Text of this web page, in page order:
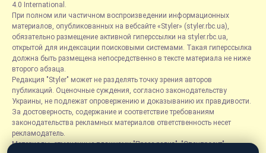
4.0 International.
При полном или частичном воспроизведении информационных
материалов, опубликованных на вебсайте «Styler» (styler.rbc.ua),
обязательно размещение активной гиперссылки на styler.rbc.ua,
открытой для индексации поисковыми системами. Такая гиперссылка
должна быть размещена непосредственно в тексте материала не ниже
второго абзаца.
Редакция "Styler" может не разделять точку зрения авторов
публикаций. Оценочные суждения, согласно законодательству
Украины, не подлежат опровержению и доказыванию их правдивости.
За достоверность, содержание и соответствие требованиям
законодательства рекламных материалов ответственность несет
рекламодатель.
Материалы, отмеченные плашками "Пресс-релиз", "Спецпроект",